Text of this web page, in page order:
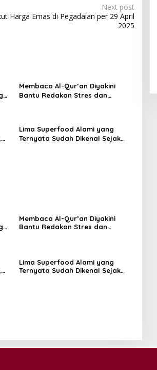
Next post
Harga Emas di Pegadaian per 29 April
2025
Membaca Al-Qur’an Diyakini
Bantu Redakan Stres dan
Lima Superfood Alami yang
Ternyata Sudah Dikenal Sejak
Membaca Al-Qur’an Diyakini
Bantu Redakan Stres dan
Lima Superfood Alami yang
Ternyata Sudah Dikenal Sejak